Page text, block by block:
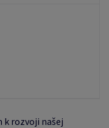
rozvoji našej